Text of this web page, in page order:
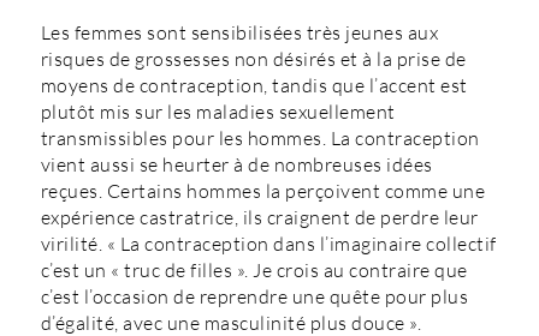
Les femmes sont sensibilisées très jeunes aux
risques de grossesses non désirés et à la prise de
moyens de contraception, tandis que l’accent est
plutôt mis sur les maladies sexuellement
transmissibles pour les hommes. La contraception
vient aussi se heurter à de nombreuses idées
reçues. Certains hommes la perçoivent comme une
expérience castratrice, ils craignent de perdre leur
virilité. « La contraception dans l’imaginaire collectif
c’est un « truc de filles ». Je crois au contraire que
c’est l’occasion de reprendre une quête pour plus
d’égalité, avec une masculinité plus douce ».